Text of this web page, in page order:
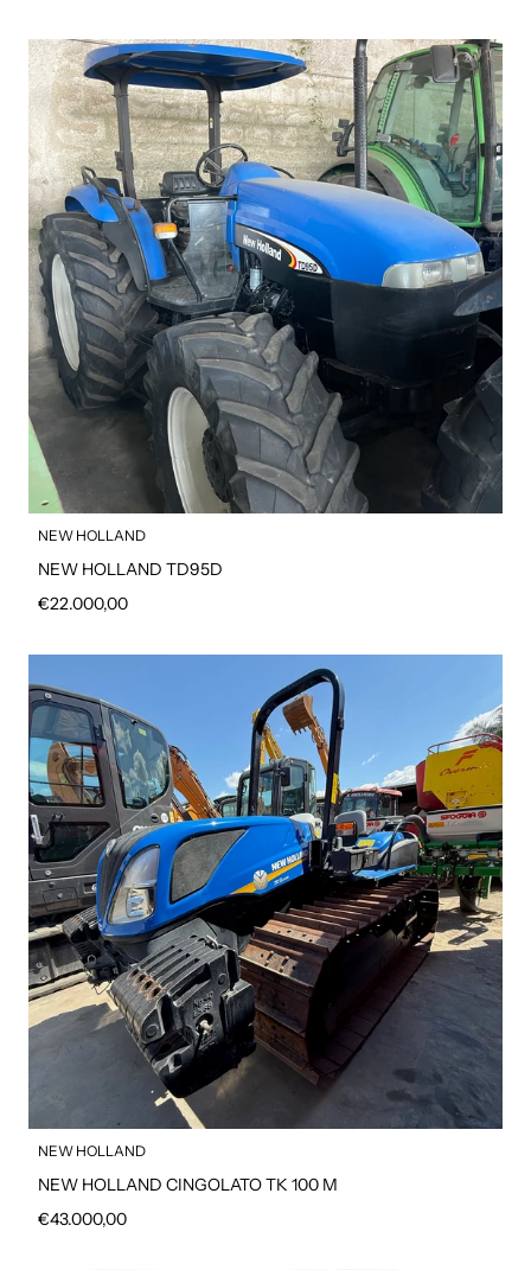
NEW HOLLAND
NEW HOLLAND TD95D
Prezzo regolare
€22.000,00
NEW HOLLAND
NEW HOLLAND CINGOLATO TK 100 M
Prezzo regolare
€43.000,00